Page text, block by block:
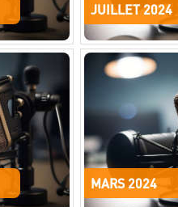
JUILLET 2024
MARS 2024